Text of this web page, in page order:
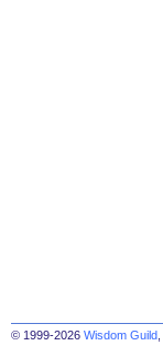
© 1999-2026 Wisdom Guild